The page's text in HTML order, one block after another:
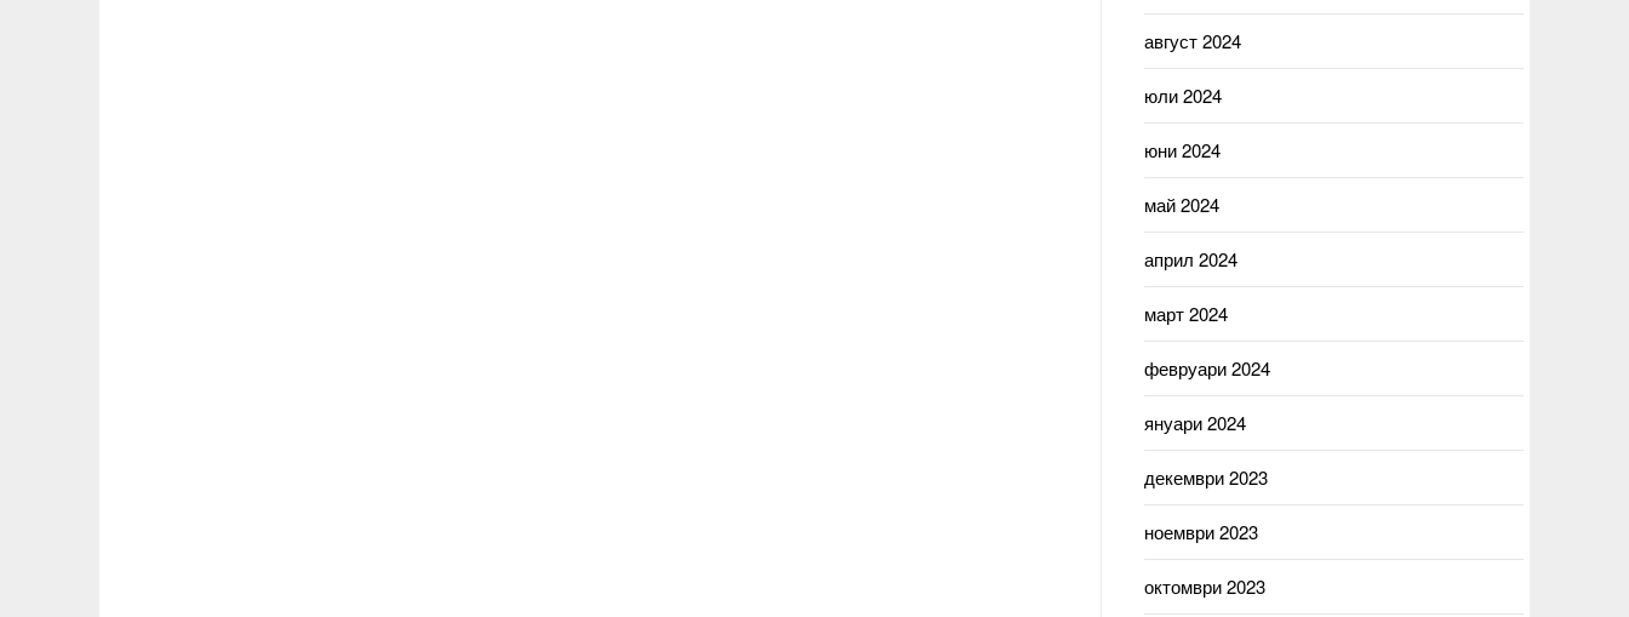
август 2024
юли 2024
юни 2024
май 2024
април 2024
март 2024
февруари 2024
януари 2024
декември 2023
ноември 2023
октомври 2023